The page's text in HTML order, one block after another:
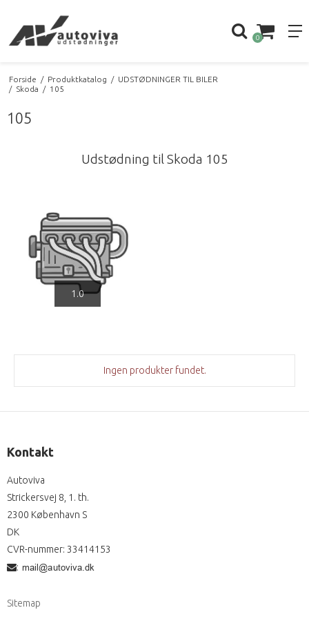
0
Forside / Produktkatalog / UDSTØDNINGER TIL BILER
/ Skoda / 105
105
Udstødning til Skoda 105
1.0
Ingen produkter fundet.
Kontakt
Autoviva
Strickersvej 8, 1. th.
2300 København S
DK
CVR-nummer: 33414153
:
Sitemap